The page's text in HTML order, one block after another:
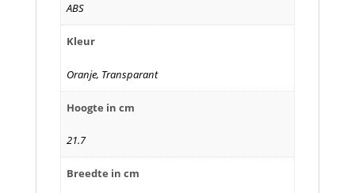
ABS
Kleur
Oranje, Transparant
Hoogte in cm
21.7
Breedte in cm